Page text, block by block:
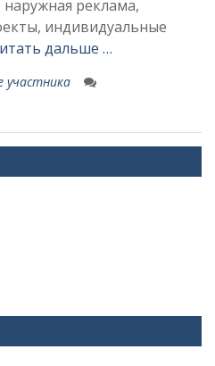
наружная реклама,
индивидуальные
дальше …
участника